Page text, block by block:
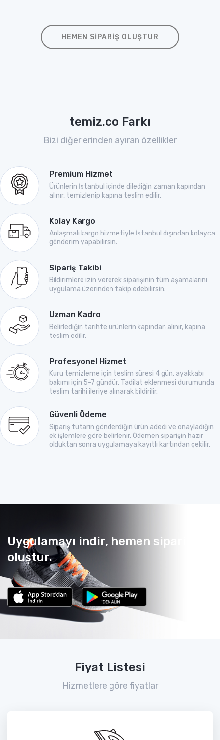
HEMEN SIPARIŞ OLUŞTUR
temiz.co Farkı
Bizi diğerlerinden ayıran özellikler
Premium Hizmet
Ürünlerin İstanbul içinde dilediğin zaman kapından
alınır, temizlenip kapına teslim edilir.
Kolay Kargo
Anlaşmalı kargo hizmetiyle İstanbul dışından kolayca
gönderim yapabilirsin.
Sipariş Takibi
Bildirimlere izin vererek siparişinin tüm aşamalarını
uygulama üzerinden takip edebilirsin.
Uzman Kadro
Belirlediğin tarihte ürünlerin kapından alınır, kapına
teslim edilir.
Profesyonel Hizmet
Kuru temizleme için teslim süresi 4 gün, ayakkabı
bakımı için 5-7 gündür. Tadilat eklenmesi durumunda
teslim tarihi ileriye alınarak bildirilir.
Güvenli Ödeme
Sipariş tutarın gönderdiğin ürün adedi ve onayladığın
ek işlemlere göre belirlenir. Ödemen siparişin hazır
olduktan sonra uygulamaya kayıtlı kartından çekilir.
Uygulamayı indir, hemen sipariş
oluştur.
Fiyat Listesi
Hizmetlere göre fiyatlar